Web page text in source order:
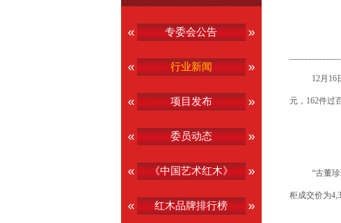
专委会公告
行业新闻
项目发布
委员动态
《中国艺术红木》
红木品牌排行榜
12月
元，162件过
“古董
柜成交价为